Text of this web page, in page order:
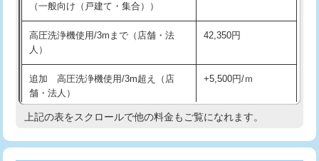
※給水管工事は20mmまでの価格です。
給水管工事※（保温材使用（バンド止
め込み）)
5,500円
給水管工事※（土の掘削・埋め戻し作
業)
11,000円
給水管工事※（塩ビ管（VP・HI）使
用/3ｍまで)
（一般向け（戸建て・集合））
高圧洗浄機使用/3mまで（店舗・法
人）
42,350円
追加 高圧洗浄機使用/3m超え（店
舗・法人）
+5,500円/ｍ
高度高圧洗浄換 現地調査
上記の表をスクロールで他の料金もご覧になれます。